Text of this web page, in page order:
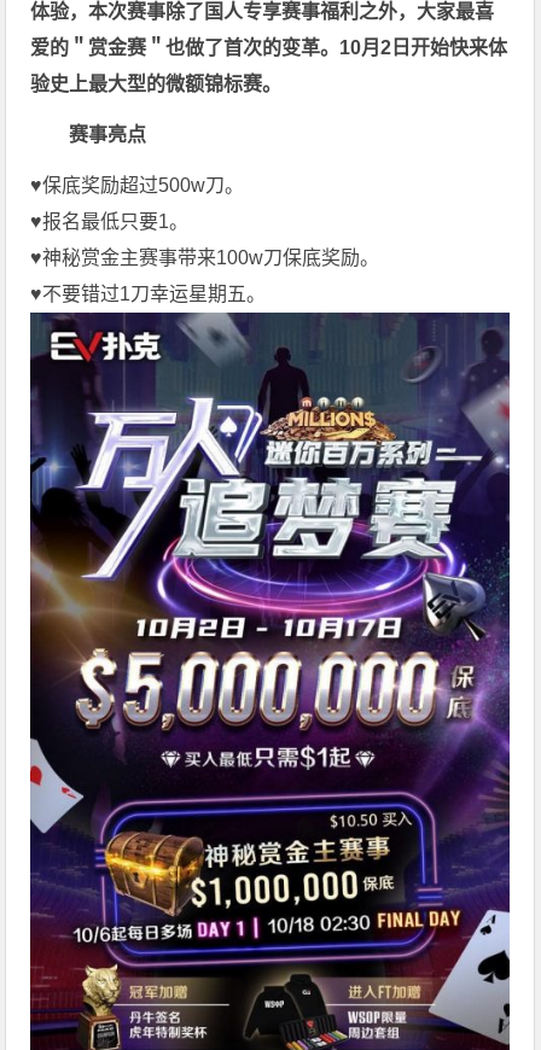
体验，本次赛事除了国人专享赛事福利之外，大家最喜
爱的＂赏金赛＂也做了首次的变革。10月2日开始快来体
验史上最大型的微额锦标赛。
赛事亮点
♥️保底奖励超过500w刀。
♥️报名最低只要1。
♥️神秘赏金主赛事带来100w刀保底奖励。
♥️不要错过1刀幸运星期五。